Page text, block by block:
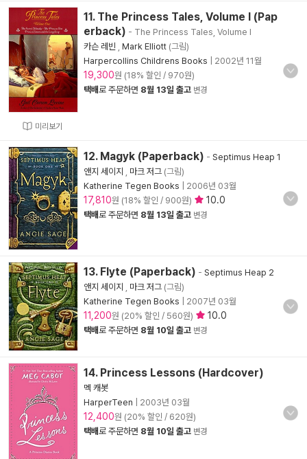
미리보기
11. The Princess Tales, Volume I (Pap
erback) - The Princess Tales, Volume I
카슨 레빈
Mark Elliott (그림)
Harpercollins Childrens Books
2002년 11월
19,300원 (18% 할인 / 970원)
택배로 주문하면 8월 13일 출고 변경
12. Magyk (Paperback) - Septimus Heap 1
앤지 세이지
마크 저그 (그림)
Katherine Tegen Books
2006년 03월
17,810원 (18% 할인 / 900원) 10.0
택배로 주문하면 8월 13일 출고 변경
13. Flyte (Paperback) - Septimus Heap 2
앤지 세이지
마크 저그 (그림)
Katherine Tegen Books
2007년 03월
11,200원 (20% 할인 / 560원) 10.0
택배로 주문하면 8월 10일 출고 변경
14. Princess Lessons (Hardcover)
멕 캐봇
HarperTeen
2003년 03월
12,400원 (20% 할인 / 620원)
택배로 주문하면 8월 10일 출고 변경